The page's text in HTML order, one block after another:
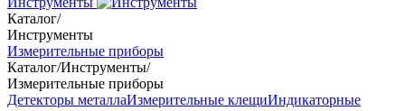
Каталог/
Инструменты
Измерительные приборы
Каталог/Инструменты/
Измерительные приборы
Детекторы металлаИзмерительные клещиИндикаторные